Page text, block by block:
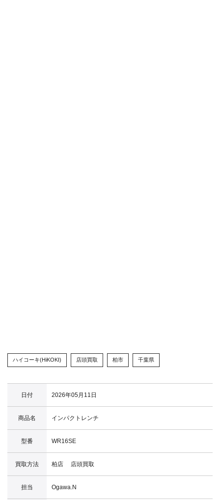
ハイコーキ(HiKOKI) 店頭買取 柏市 千葉県
日付 2026年05月11日
商品名 インパクトレンチ
型番 WR16SE
買取方法 柏店 店頭買取
担当 Ogawa.N